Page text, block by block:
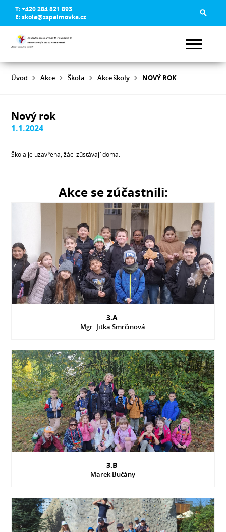
T:+420 284 821 893
E:skola@zspalmovka.cz
Úvod Akce Škola Akce školy NOVÝ ROK
Nový rok
1.1.2024
Škola je uzavřena, žáci zůstávají doma.
Akce se zúčastnili:
3.A
Mgr. Jitka Smrčinová
3.B
Marek Bučány